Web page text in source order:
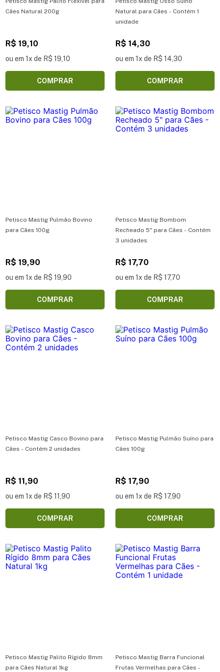
Cães Natural 200g
R$ 19,10
ou em 1x de R$ 19,10
COMPRAR
Natural para Cães - Contém 1
unidade
R$ 14,30
ou em 1x de R$ 14,30
COMPRAR
Petisco Mastig Pulmão Bovino
para Cães 100g
R$ 19,90
ou em 1x de R$ 19,90
COMPRAR
Petisco Mastig Bombom
Recheado 5" para Cães - Contém
3 unidades
R$ 17,70
ou em 1x de R$ 17,70
COMPRAR
Petisco Mastig Casco Bovino para
Cães - Contém 2 unidades
R$ 11,90
ou em 1x de R$ 11,90
COMPRAR
Petisco Mastig Pulmão Suíno para
Cães 100g
R$ 17,90
ou em 1x de R$ 17,90
COMPRAR
Petisco Mastig Palito Rígido 8mm
para Cães Natural 1kg
Petisco Mastig Barra Funcional
Frutas Vermelhas para Cães -